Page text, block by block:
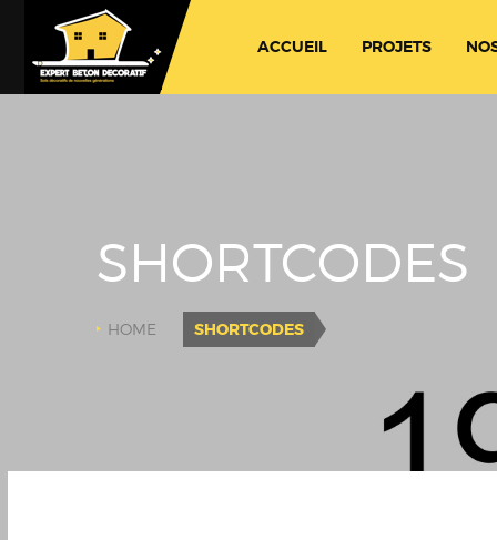
ACCUEIL PROJETS
SHORTCODES
HOME SHORTCODES